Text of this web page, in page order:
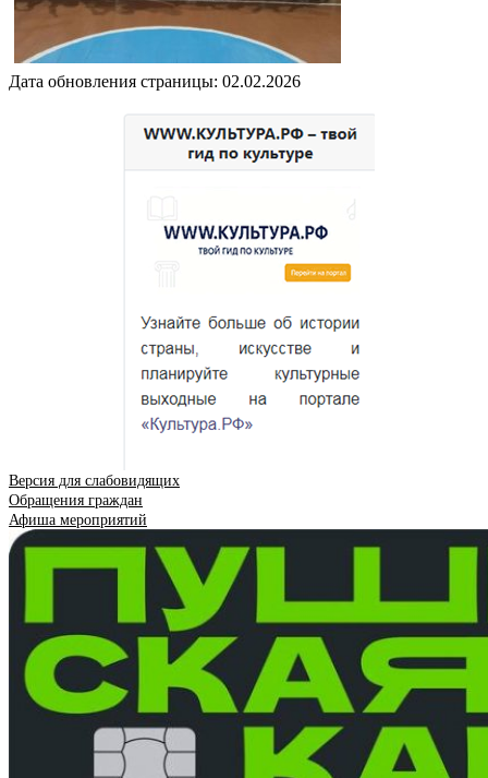
Дата обновления страницы: 02.02.2026
Версия для слабовидящих
Обращения граждан
Афиша мероприятий